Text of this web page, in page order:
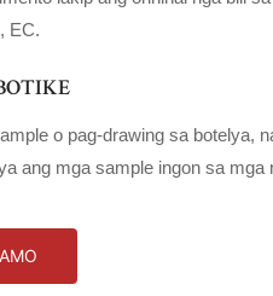
EC.
o pag-drawing sa botelya,
ang mga sample ingon sa mga